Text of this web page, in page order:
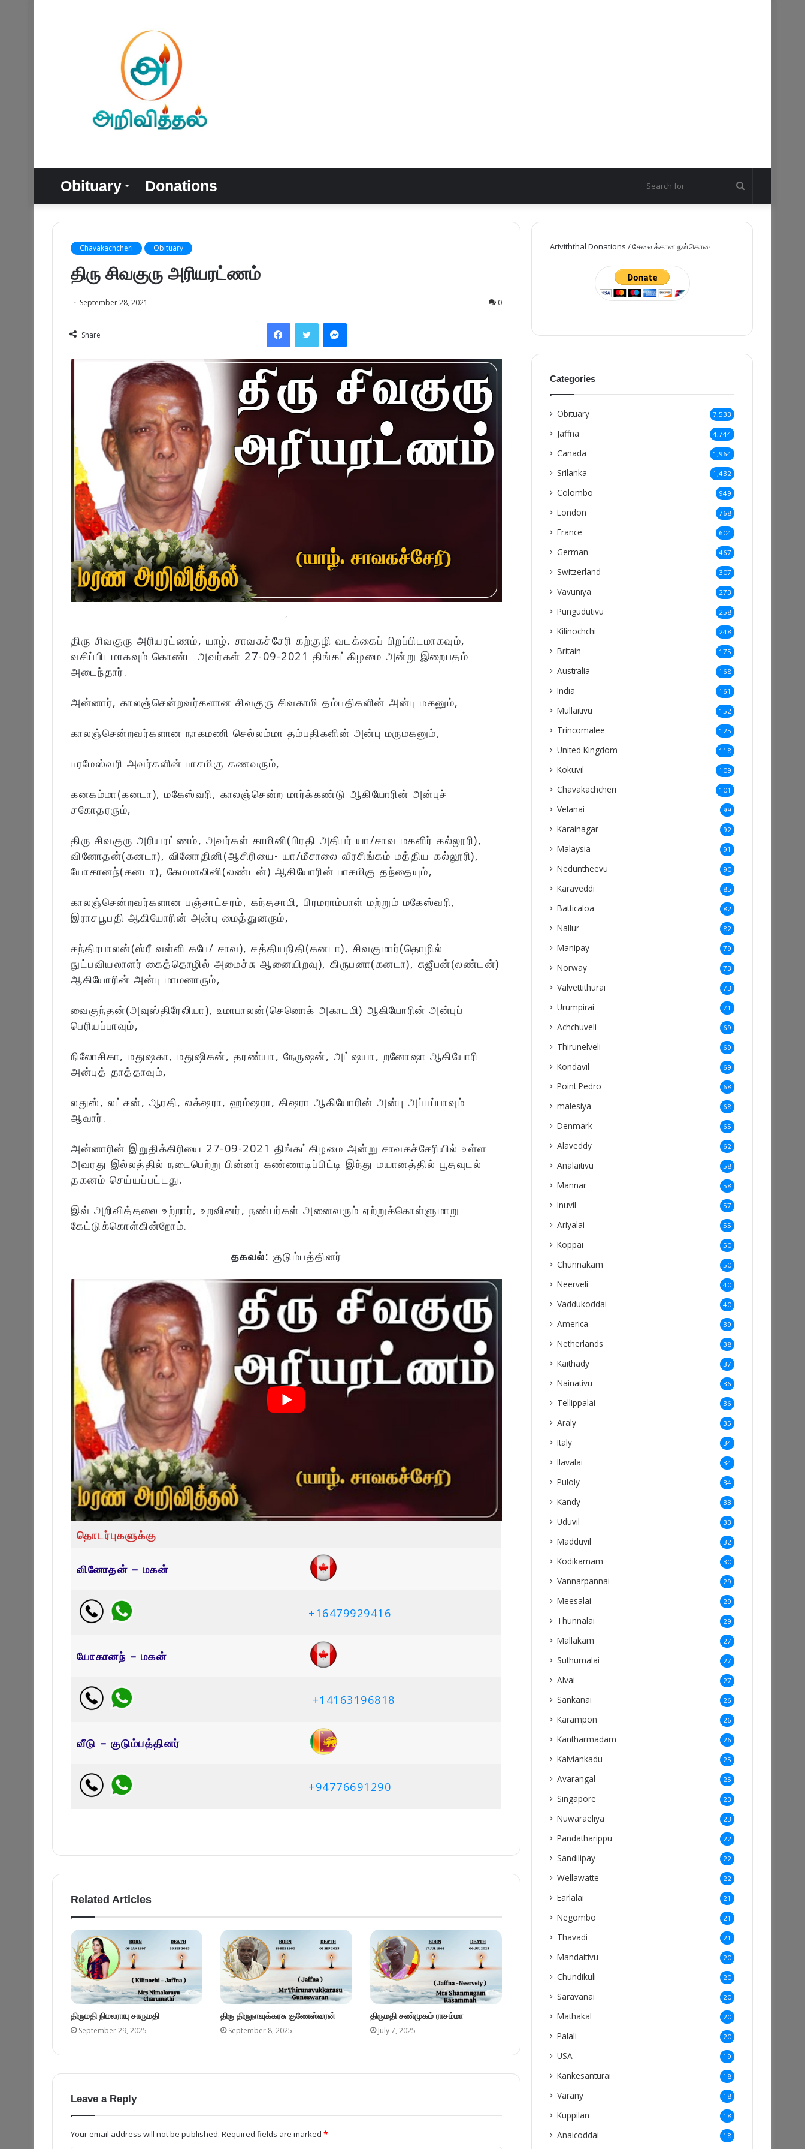
Obituary Donations
for
Chavakachcheri Obituary
திரு சிவகுரு அரியரட்ணம்
September 28, 2021 0
Share
FacebookTwitter Messenger
,
திரு சிவகுரு அரியரட்ணம், யாழ். சாவகச்சேரி கற்குழி வடக்கைப் பிறப்பிடமாகவும்,
வசிப்பிடமாகவும் கொண்ட அவர்கள் 27-09-2021 திங்கட்கிழமை அன்று இறைபதம்
அடைந்தார்.
அன்னார், காலஞ்சென்றவர்களான சிவகுரு சிவகாமி தம்பதிகளின் அன்பு மகனும்,
காலஞ்சென்றவர்களான நாகமணி செல்லம்மா தம்பதிகளின் அன்பு மருமகனும்,
பரமேஸ்வரி அவர்களின் பாசமிகு கணவரும்,
கனகம்மா(கனடா), மகேஸ்வரி, காலஞ்சென்ற மார்க்கண்டு ஆகியோரின் அன்புச்
சகோதரரும்,
திரு சிவகுரு அரியரட்ணம், அவர்கள் காமினி(பிரதி அதிபர் யா/சாவ மகளிர் கல்லூரி),
வினோதன்(கனடா), வினோதினி(ஆசிரியை- யா/மீசாலை வீரசிங்கம் மத்திய கல்லூரி),
யோகானந்(கனடா), கேமமாலினி(லண்டன்) ஆகியோரின் பாசமிகு தந்தையும்,
காலஞ்சென்றவர்களான பஞ்சாட்சரம், கந்தசாமி, பிரமராம்பாள் மற்றும் மகேஸ்வரி,
இராசபூபதி ஆகியோரின் அன்பு மைத்துனரும்,
சந்திரபாலன்(ஸ்ரீ வள்ளி கபே/ சாவ), சத்தியநிதி(கனடா), சிவகுமார்(தொழில்
நுட்பவியலாளர் கைத்தொழில் அமைச்சு ஆனையிறவு), கிருபனா(கனடா), சுஜீபன்(லண்டன்)
ஆகியோரின் அன்பு மாமனாரும்,
வைகுந்தன்(அவுஸ்திரேலியா), உமாபாலன்(செனொக் அகாடமி) ஆகியோரின் அன்புப்
பெரியப்பாவும்,
நிலோசிகா, மதுஷகா, மதுஷிகன், தரண்யா, நேருஷன், அட்ஷயா, றனோஷா ஆகியோரி
அன்புத் தாத்தாவும்,
லதுஸ், லட்சன், ஆரதி, லக்‌ஷரா, ஹம்ஷரா, கிஷரா ஆகியோரின் அன்பு அப்பப்பாவும்
ஆவார்.
அன்னாரின் இறுதிக்கிரியை 27-09-2021 திங்கட்கிழமை அன்று சாவகச்சேரியில் உள்ள
அவரது இல்லத்தில் நடைபெற்று பின்னர் கண்ணாடிப்பிட்டி இந்து மயானத்தில் பூதவுடல்
தகனம் செய்யப்பட்டது.
இவ் அறிவித்தலை உற்றார், உறவினர், நண்பர்கள் அனைவரும் ஏற்றுக்கொள்ளுமாறு
கேட்டுக்கொள்கின்றோம்.
தகவல்: குடும்பத்தினர்
தொடர்புகளுக்கு
வினோதன் – மகன்
+16479929416
யோகானந் – மகன்
+14163196818
வீடு – குடும்பத்தினர்
+94776691290
Related Articles
திருமதி நிமலராயு சாருமதி
September 29, 2025
திரு திருநாவுக்கரசு குணேஸ்வரன்
September 8, 2025
திருமதி சண்முகம் ராசம்மா
July 7, 2025
Leave a Reply
Your email address will not be published. Required fields are marked *
Ariviththal Donations / சேவைக்கான நன்கொடை
Categories
Obituary 7,533
Jaffna 4,744
Canada 1,964
Srilanka 1,432
Colombo 949
London 768
France 604
German 467
Switzerland 307
Vavuniya 273
Pungudutivu 258
Kilinochchi 248
Britain 175
Australia 168
India 161
Mullaitivu 152
Trincomalee 125
United Kingdom 118
Kokuvil 109
Chavakachcheri 101
Velanai 99
Karainagar 92
Malaysia 91
Neduntheevu 90
Karaveddi 85
Batticaloa 82
Nallur 82
Manipay 79
Norway 73
Valvettithurai 73
Urumpirai 71
Achchuveli 69
Thirunelveli 69
Kondavil 69
Point Pedro 68
malesiya 68
Denmark 65
Alaveddy 62
Analaitivu 58
Mannar 58
Inuvil 57
Ariyalai 55
Koppai 50
Chunnakam 50
Neerveli 40
Vaddukoddai 40
America 39
Netherlands 38
Kaithady 37
Nainativu 36
Tellippalai 36
Araly 35
Italy 34
Ilavalai 34
Puloly 34
Kandy 33
Uduvil 33
Madduvil 32
Kodikamam 30
Vannarpannai 29
Meesalai 29
Thunnalai 29
Mallakam 27
Suthumalai 27
Alvai 27
Sankanai 26
Karampon 26
Kantharmadam 26
Kalviankadu 25
Avarangal 25
Singapore 23
Nuwaraeliya 23
Pandatharippu 22
Sandilipay 22
Wellawatte 22
Earlalai 21
Negombo 21
Thavadi 21
Mandaitivu 20
Chundikuli 20
Saravanai 20
Mathakal 20
Palali 20
USA 19
Kankesanturai 18
Varany 18
Kuppilan 18
Anaicoddai 18